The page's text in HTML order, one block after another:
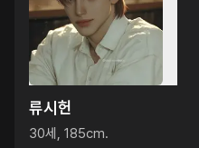
류시헌
30세, 185cm.